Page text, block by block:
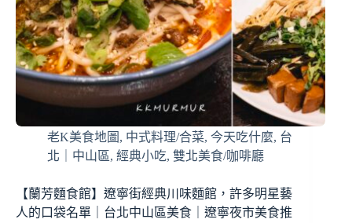
老K美食地圖 , 中式料理/合菜, 今天吃什麼, 台
北｜中山區, 經典小吃, 雙北美食/咖啡廳
【蘭芳麵食館】遼寧街經典川味麵館，許多明星藝
人的口袋名單｜台北中山區美食｜遼寧夜市美食推